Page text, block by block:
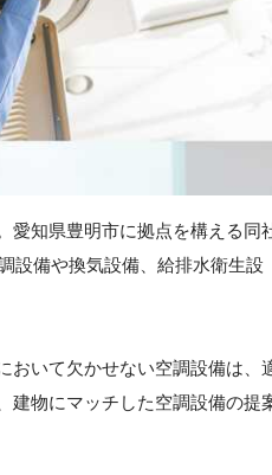
愛知県豊明市に拠点を構える同
設備や換気設備、給排水衛生設
おいて欠かせない空調設備は、
建物にマッチした空調設備の提